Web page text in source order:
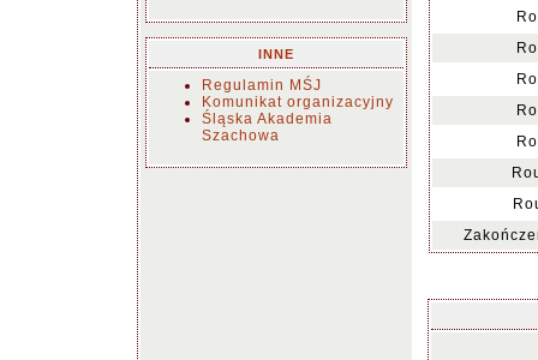
INNE
Regulamin MŚJ
Komunikat organizacyjny
Śląska Akademia
Szachowa